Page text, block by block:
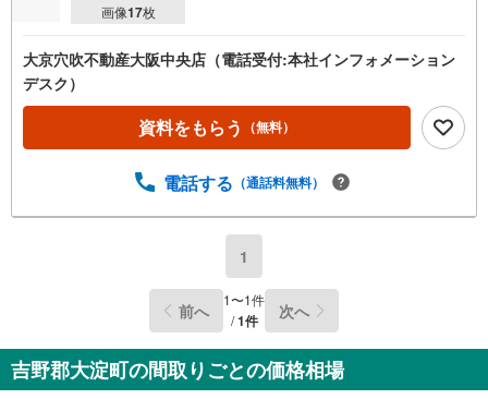
画像17枚
大京穴吹不動産大阪中央店（電話受付:本社インフォメーション
デスク）
資料をもらう （無料）
電話する （通話料無料）
1
前へ 1〜1件
/1件 次へ
吉野郡大淀町の間取りごとの価格相場